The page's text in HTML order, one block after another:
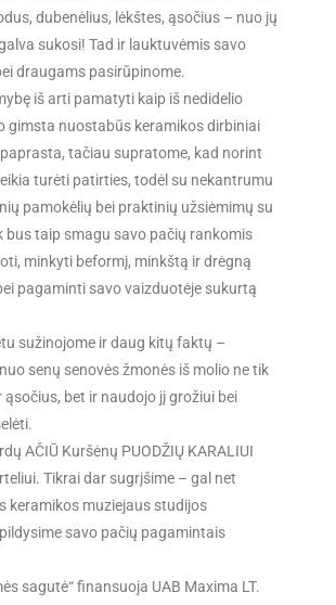
dubenėlius, lėkštes, ąsočius – nuo jų
sukosi! Tad ir lauktuvėmis savo
draugams pasirūpinome.
iš arti pamatyti kaip iš nedidelio
gimsta nuostabūs keramikos dirbiniai
tačiau supratome, kad norint
turėti patirties, todėl su nekantrumu
pamokėlių bei praktinių užsiėmimų su
bus taip smagu savo pačių rankomis
minkyti beformį, minkštą ir drėgną
pagaminti savo vaizduotėje sukurtą
sužinojome ir daug kitų faktų –
senų senovės žmonės iš molio ne tik
ąsočius, bet ir naudojo jį grožiui bei
AČIŪ Kuršėnų PUODŽIŲ KARALIUI
Tikrai dar sugrįšime – gal net
keramikos muziejaus studijos
savo pačių pagamintais
sagutė“ finansuoja UAB Maxima LT.